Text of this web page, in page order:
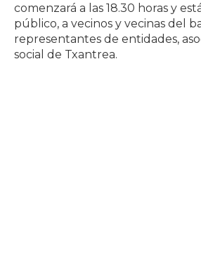
comenzará a las 18.30 horas y
público, a vecinos y vecinas del
representantes de entidades,
social de Txantrea.